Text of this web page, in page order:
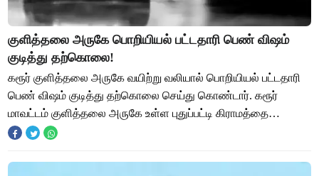
குளித்தலை அருகே பொறியியல் பட்டதாரி பெண் விஷம்
குடித்து தற்கொலை!
கரூர் குளித்தலை அருகே வயிற்று வலியால் பொறியியல் பட்டதாரி
பெண் விஷம் குடித்து தற்கொலை செய்து கொண்டார். கரூர்
மாவட்டம் குளித்தலை அருகே உள்ள புதுப்பட்டி கிராமத்தை
சேர்ந்தவர் வீரகுமார். விவசாயி. இவரது மக